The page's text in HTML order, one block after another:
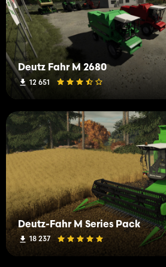
Deutz Fahr M 2680
12 651
Deutz-Fahr M Series Pack
18 237